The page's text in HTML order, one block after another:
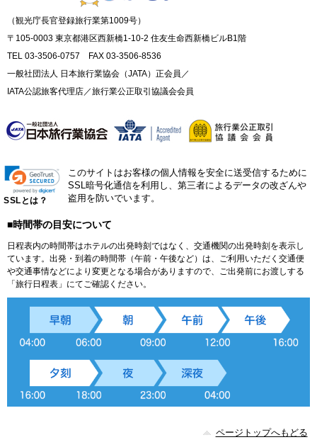
（観光庁長官登録旅行業第1009号）
〒105-0003 東京都港区西新橋1-10-2 住友生命西新橋ビルB1階
TEL 03-3506-0757 FAX 03-3506-8536
一般社団法人 日本旅行業協会（JATA）正会員／
IATA公認旅客代理店／旅行業公正取引協議会会員
SSLとは？
このサイトはお客様の個人情報を安全に送受信するために
SSL暗号化通信を利用し、第三者によるデータの改ざんや
盗用を防いでいます。
■時間帯の目安について
日程表内の時間帯はホテルの出発時刻ではなく、交通機関の出発時刻を表示し
ています。出発・到着の時間帯（午前・午後など）は、ご利用いただく交通便
や交通事情などにより変更となる場合がありますので、ご出発前にお渡しする
「旅行日程表」にてご確認ください。
ページトップへもどる